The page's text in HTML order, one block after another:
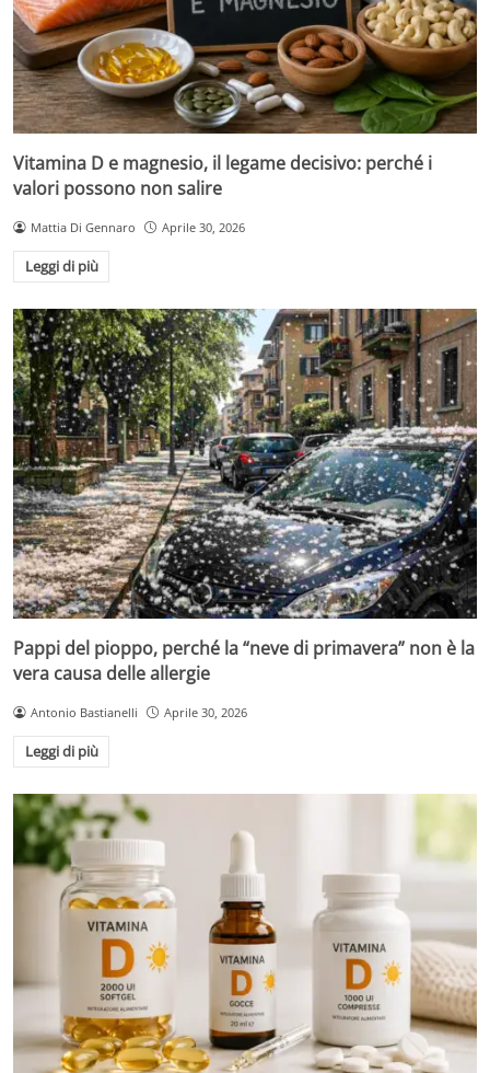
Vitamina D e magnesio, il legame decisivo: perché i
valori possono non salire
Mattia Di Gennaro Aprile 30, 2026
Leggi di più
Pappi del pioppo, perché la “neve di primavera” non è la
vera causa delle allergie
Antonio Bastianelli Aprile 30, 2026
Leggi di più